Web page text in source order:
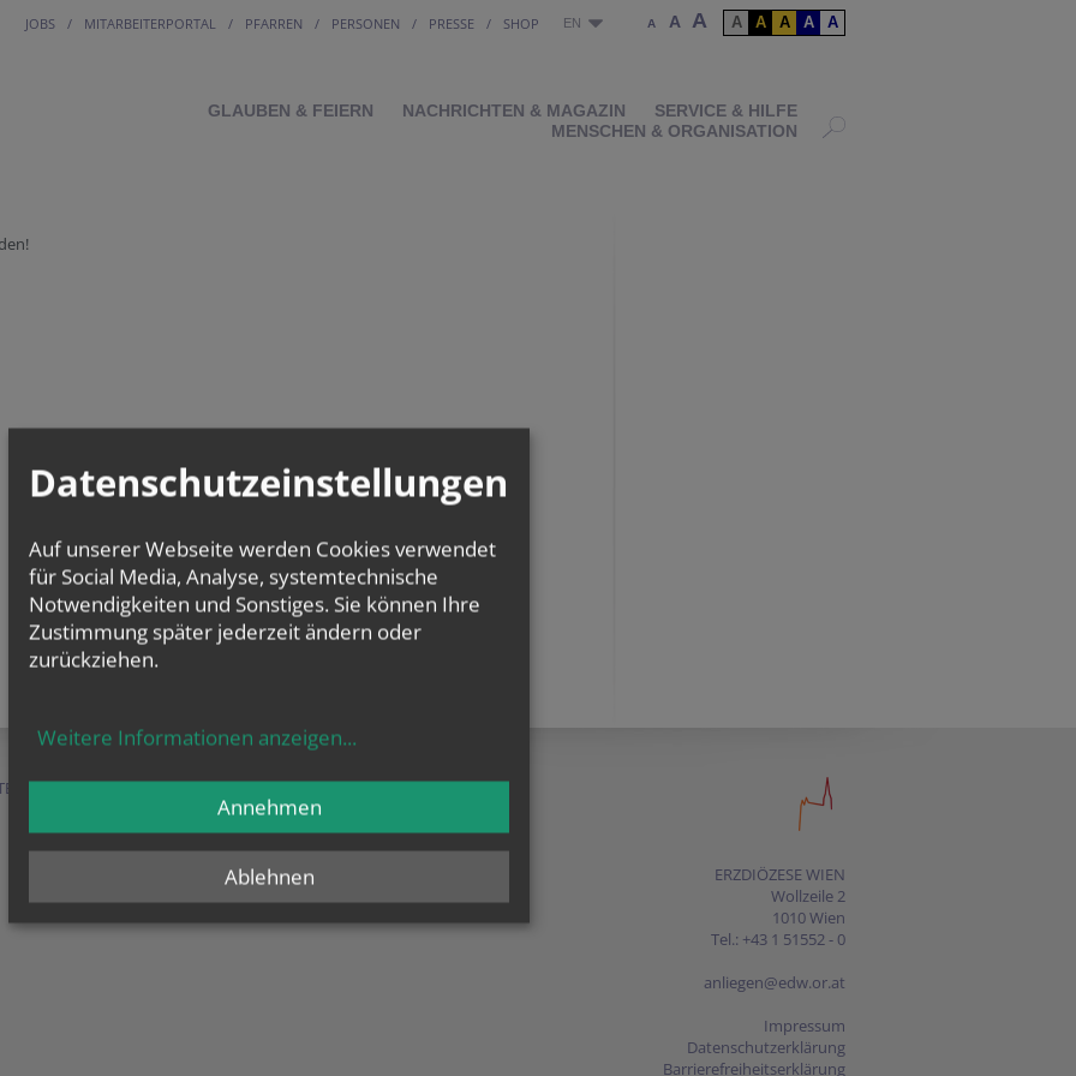
JOBS MITARBEITERPORTAL PFARREN PERSONEN PRESSE SHOP EN A A A A A A A A
GLAUBEN & FEIERN NACHRICHTEN & MAGAZIN
SERVICE & HILFE
MENSCHEN & ORGANISATION
&
SERVICE &
MENSCHEN &
ERZDIÖZESE WIEN
Wollzeile 2
1010 Wien
Tel.: +43 1 51552 - 0
anliegen@edw.or.at
Impressum
Datenschutzerklärung
Barrierefreiheitserklärung
Datenschutzeinstellungen
Auf unserer Webseite werden Cookies verwendet
für Social Media, Analyse, systemtechnische
Notwendigkeiten und Sonstiges. Sie können Ihre
Zustimmung später jederzeit ändern oder
zurückziehen.
Weitere Informationen anzeigen...
Ablehnen
Annehmen